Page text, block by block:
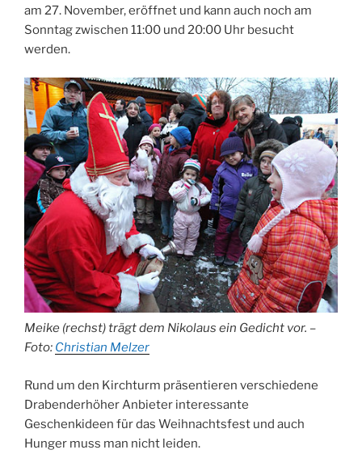
am 27. November, eröffnet und kann auch noch am
Sonntag zwischen 11:00 und 20:00 Uhr besucht
werden.
Meike (rechst) trägt dem Nikolaus ein Gedicht vor. –
Foto: Christian Melzer
Rund um den Kirchturm präsentieren verschiedene
Drabenderhöher Anbieter interessante
Geschenkideen für das Weihnachtsfest und auch
Hunger muss man nicht leiden.